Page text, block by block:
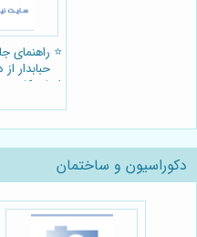
⭐️ راهنمای
حبابدار
ابعاد،
دکوراسیون و ساختمان